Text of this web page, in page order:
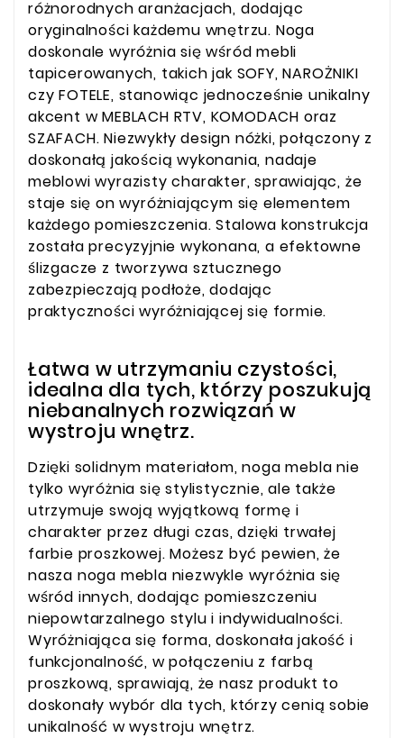
różnorodnych aranżacjach, dodając
oryginalności każdemu wnętrzu. Noga
doskonale wyróżnia się wśród mebli
tapicerowanych, takich jak SOFY, NAROŻNIKI
czy FOTELE, stanowiąc jednocześnie unikalny
akcent w MEBLACH RTV, KOMODACH oraz
SZAFACH. Niezwykły design nóżki, połączony z
doskonałą jakością wykonania, nadaje
meblowi wyrazisty charakter, sprawiając, że
staje się on wyróżniającym się elementem
każdego pomieszczenia. Stalowa konstrukcja
została precyzyjnie wykonana, a efektowne
ślizgacze z tworzywa sztucznego
zabezpieczają podłoże, dodając
praktyczności wyróżniającej się formie.
Łatwa w utrzymaniu czystości,
idealna dla tych, którzy poszukują
niebanalnych rozwiązań w
wystroju wnętrz.
Dzięki solidnym materiałom, noga mebla nie
tylko wyróżnia się stylistycznie, ale także
utrzymuje swoją wyjątkową formę i
charakter przez długi czas, dzięki trwałej
farbie proszkowej. Możesz być pewien, że
nasza noga mebla niezwykle wyróżnia się
wśród innych, dodając pomieszczeniu
niepowtarzalnego stylu i indywidualności.
Wyróżniająca się forma, doskonała jakość i
funkcjonalność, w połączeniu z farbą
proszkową, sprawiają, że nasz produkt to
doskonały wybór dla tych, którzy cenią sobie
unikalność w wystroju wnętrz.